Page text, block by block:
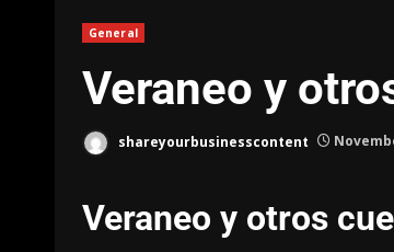
General
Veraneo y
shareyourbusinesscontent
Veraneo y otros